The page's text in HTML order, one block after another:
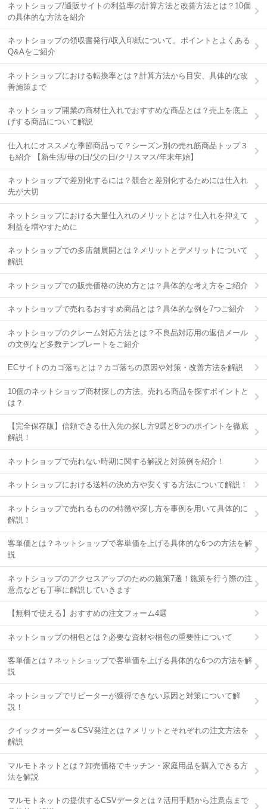
ネットショップ/通販サイトの利益率の計算方法と改善方法とは？10個
の具体的な方法を紹介
ネットショップの領収書発行/収入印紙について。ポイントとよくある
Q&Aをご紹介
ネットショップにおける転換率とは？計算方法から目安、具体的な改
善施策まで
ネットショップ開業の商材仕入れでおすすめな商品とは？売上を底上
げする商品について解説
仕入れにオススメな季節商品って？シーズン別の売れ筋商品トップ３
も紹介 【新生活/母の日/父の日/クリスマス/年末年始】
ネットショップで差別化するには？競合と差別化するためには仕入れ
先が大切
ネットショップにおける大量仕入れのメリットとは？仕入れを抑えて
利益を増やすために
ネットショップでの多店舗展開とは？メリットとデメリットについて
解説
ネットショップでの販売価格の決め方とは？具体的な考え方をご紹介
ネットショップで売れるおすすめ商品とは？具体的な例を7つご紹介
ネットショップのクレーム対応方法とは？不良品対応用の返信メール
の文例など多数テンプレートをご紹介
ECサイトのカゴ落ちとは？カゴ落ちの原因や対策・改善方法を解説
10個のネットショップ商材探しの方法。売れる商品を探すポイントと
は？
【完全保存版】信頼できる仕入先の探し方9選と8つのポイントを徹底
解説！
ネットショップで売れない時期に関する解説と対策例を紹介！
ネットショップにおける送料の決め方や安くする方法について解説！
ネットショップで売れるものの特徴や探し方を事例を用いて具体的に
解説！
客単価とは？ネットショップで客単価を上げる具体的な6つの方法を解
説
ネットショップのアクセスアップのための施策7選！施策を行う際の注
意点なども丁寧に解説していきます
【無料で使える】おすすめの注文フォーム4選
ネットショップの梱包とは？必要な資材や梱包の重要性について
客単価とは？ネットショップで客単価を上げる具体的な6つの方法を解
説
ネットショップでリピーターが獲得できない原因と対策について解
説！
クイックオーダー＆CSV発注とは？メリットとそれぞれの注文方法を
解説
マルモトネットとは？卸売価格でキッチン・家庭用品を購入できる方
法を解説
マルモトネットの提供するCSVデータとは？活用手順から注意点まで